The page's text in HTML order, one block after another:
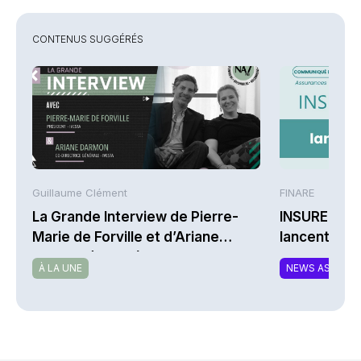
CONTENUS SUGGÉRÉS
Guillaume Clément
La Grande Interview de Pierre-
Marie de Forville et d’Ariane
Darmon (Ivesta)
À LA UNE
FINARE
INSUREM
lancent
nouvelle
NEWS